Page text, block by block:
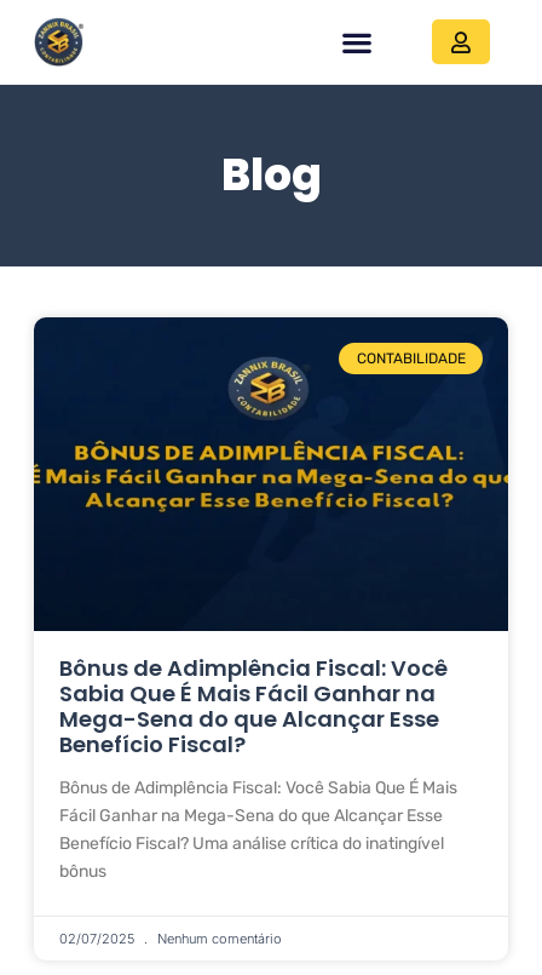
Blog
CONTABILIDADE
Bônus de Adimplência Fiscal: Você
Sabia Que É Mais Fácil Ganhar na
Mega-Sena do que Alcançar Esse
Benefício Fiscal?
Bônus de Adimplência Fiscal: Você Sabia Que É Mais
Fácil Ganhar na Mega-Sena do que Alcançar Esse
Benefício Fiscal? Uma análise crítica do inatingível
bônus
02/07/2025 Nenhum comentário